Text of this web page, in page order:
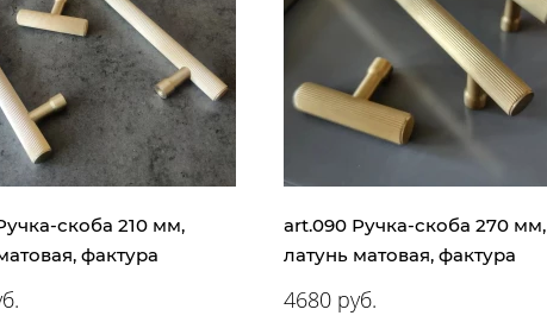
скоба 210 мм,
фактура
art.090 Ручка-скоба 270 мм,
латунь матовая, фактура
4680 руб.